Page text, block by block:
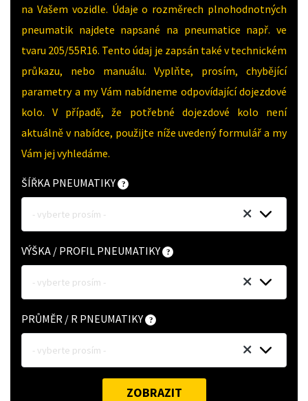
na Vašem vozidle. Údaje o rozměrech plnohodnotných
pneumatik najdete napsané na pneumatice např. ve
tvaru 205/55R16. Tento údaj je zapsán také v technickém
průkazu, nebo manuálu. Vyplňte, prosím, chybějící
parametry a my Vám nabídneme odpovídající dojezdové
kolo. V případě, že potřebné dojezdové kolo není
aktuálně v nabídce, použijte níže uvedený formulář a my
Vám jej vyhledáme.
ŠÍŘKA PNEUMATIKY
- vyberte prosím -
VÝŠKA / PROFIL PNEUMATIKY
- vyberte prosím -
PRŮMĚR / R PNEUMATIKY
- vyberte prosím -
ZOBRAZIT